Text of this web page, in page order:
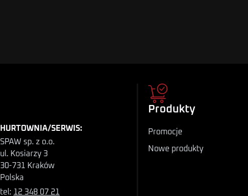
HURTOWNIA/SERWIS:
SPAW sp. z o.o.
ul. Kosiarzy 3
30-731 Kraków
Polska
tel: 12 348 07 21
Produkty
Promocje
Nowe produkty